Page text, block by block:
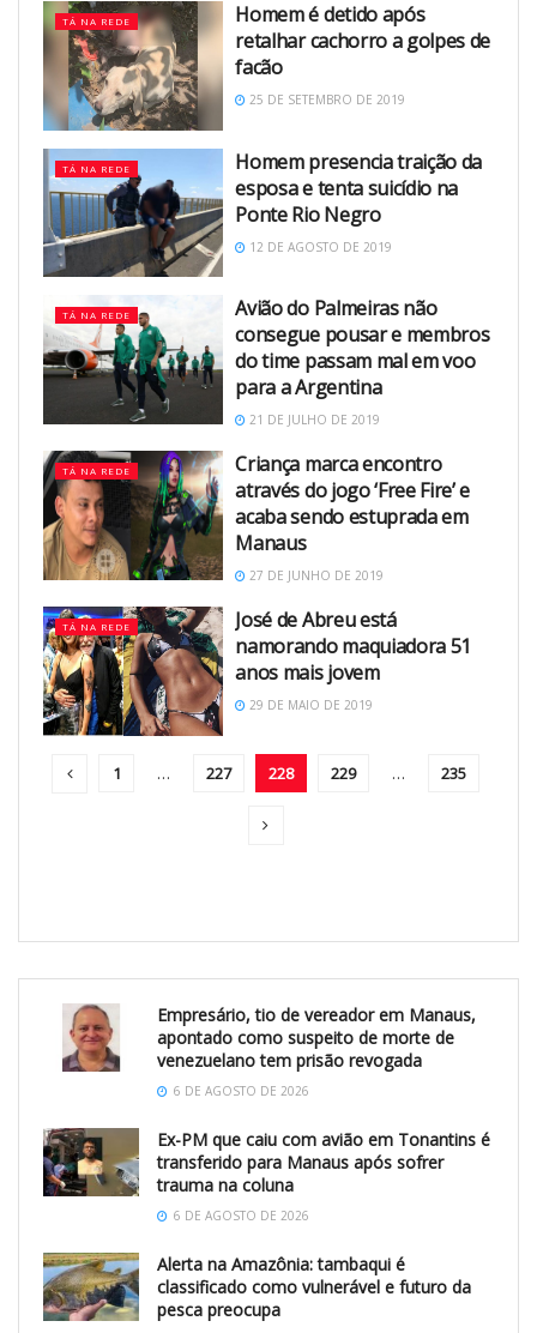
TÁ NA REDE
Homem é detido após
retalhar cachorro a golpes de
facão
25 DE SETEMBRO DE 2019
TÁ NA REDE
Homem presencia traição da
esposa e tenta suicídio na
Ponte Rio Negro
12 DE AGOSTO DE 2019
TÁ NA REDE
Avião do Palmeiras não
consegue pousar e membros
do time passam mal em voo
para a Argentina
21 DE JULHO DE 2019
TÁ NA REDE
Criança marca encontro
através do jogo ‘Free Fire’ e
acaba sendo estuprada em
Manaus
27 DE JUNHO DE 2019
TÁ NA REDE
José de Abreu está
namorando maquiadora 51
anos mais jovem
29 DE MAIO DE 2019
1 … 227 228 229 … 235
Empresário, tio de vereador em Manaus,
apontado como suspeito de morte de
venezuelano tem prisão revogada
6 DE AGOSTO DE 2026
Ex-PM que caiu com avião em Tonantins é
transferido para Manaus após sofrer
trauma na coluna
6 DE AGOSTO DE 2026
Alerta na Amazônia: tambaqui é
classificado como vulnerável e futuro da
pesca preocupa